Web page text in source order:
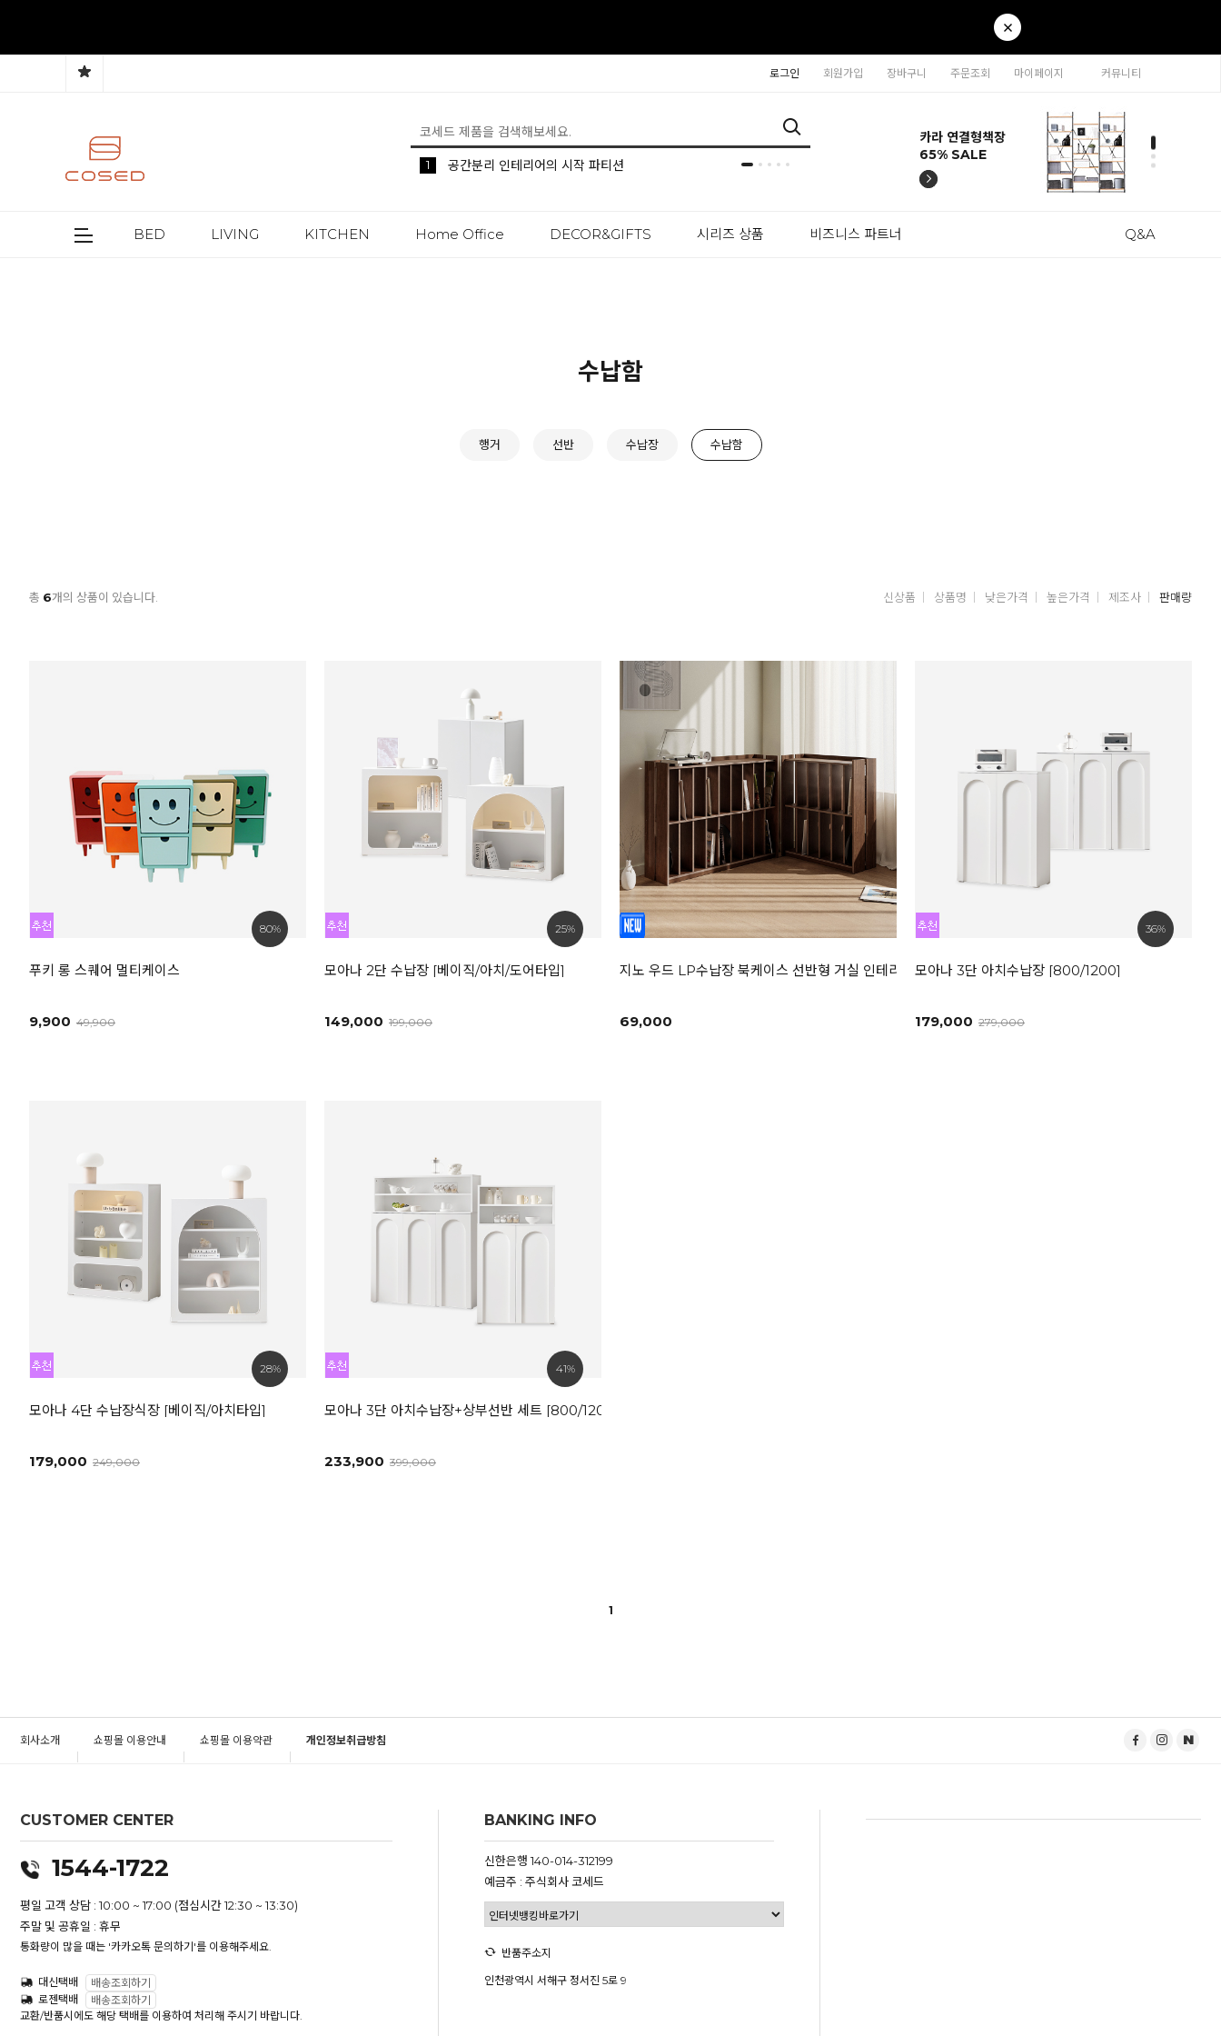
로그인 회원가입 장바구니 주문조회 마이페이지 커뮤니티
5 생활 속 편리한 이동식 사이드 테이블 시리즈
1 공간분리 인테리어의 시작 파티션
티나 인테리어의자
57% SALE
카라 연결형책장
65% SALE
이동형 높이조절
테이블 47% SALE
티나 인테리어의자
57% SALE
카라 연결형책장
65% SALE
BED LIVING KITCHEN Home Office DECOR&GIFTS 시리즈 상품 비즈니스 파트너 Q&A
수납함
행거 선반 수납장 수납함
총 6개의 상품이 있습니다. 신상품 상품명 낮은가격 높은가격 제조사 판매량
80%
푸키 롱 스퀘어 멀티케이스
9,900 49,900
25%
모아나 2단 수납장 [베이직/아치/도어타입]
149,000 199,000
지노 우드 LP수납장 북케이스 선반형 거실 인테리어책장
69,000
36%
모아나 3단 아치수납장 [800/1200]
179,000 279,000
28%
모아나 4단 수납장식장 [베이직/아치타입]
179,000 249,000
41%
모아나 3단 아치수납장+상부선반 세트 [800/1200]
233,900 399,000
1
회사소개 쇼핑몰 이용안내 쇼핑몰 이용약관 개인정보취급방침
CUSTOMER CENTER
1544-1722
평일 고객 상담 : 10:00 ~ 17:00 (점심시간 12:30 ~ 13:30)
주말 및 공휴일 : 휴무
통화량이 많을 때는 '카카오톡 문의하기'를 이용해주세요.
대신택배
배송조회하기
로젠택배
배송조회하기
교환/반품시에도 해당 택배를 이용하여 처리해 주시기 바랍니다.
BANKING INFO
신한은행 140-014-312199
예금주 : 주식회사 코세드
반품주소지
인천광역시 서해구 정서진 5로 9